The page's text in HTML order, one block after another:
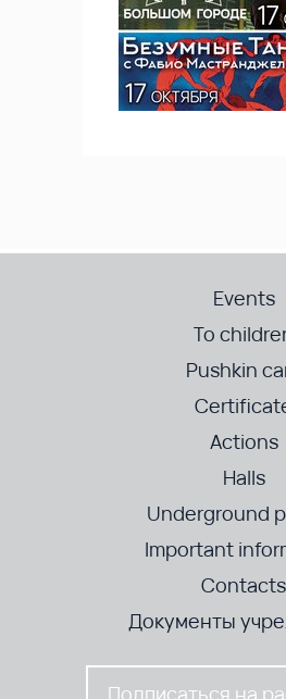
Events
To
Pushkin
Actions
Halls
Underground
Important
Contacts
Документы
Подписаться на